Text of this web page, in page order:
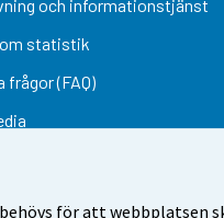
för att
och informationstjänst
statistik
frågor (FAQ)